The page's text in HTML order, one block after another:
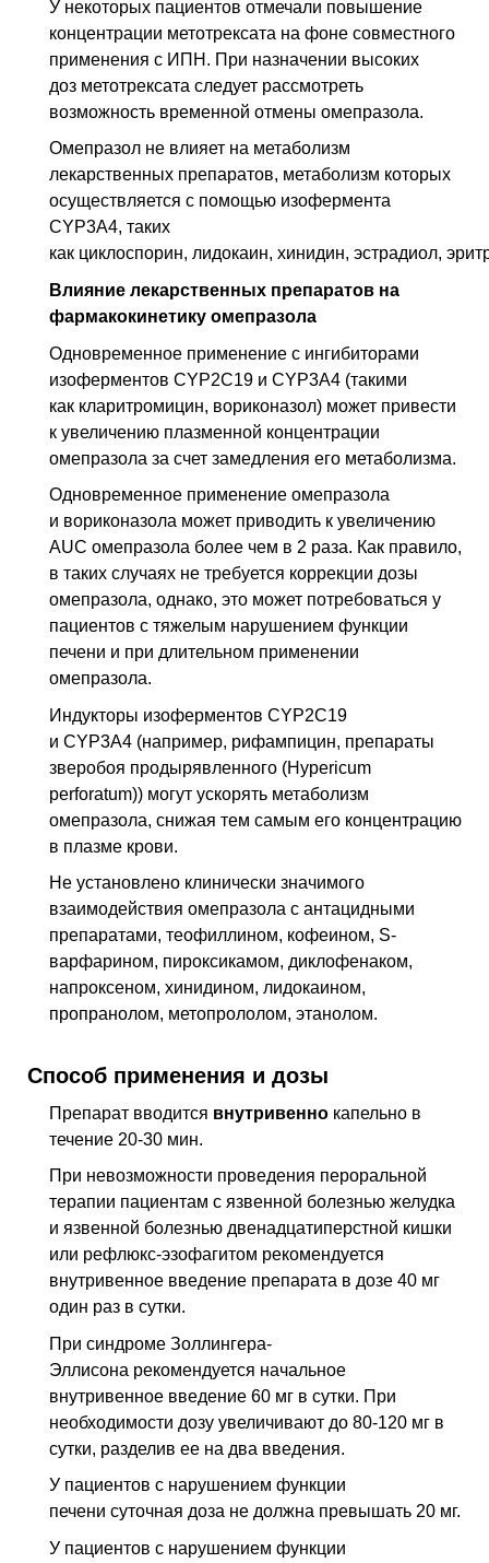
У некоторых пациентов отмечали повышение
концентрации метотрексата на фоне совместного
применения с ИПН. При назначении высоких
доз мето­трексата следует рассмотреть
возможность временной отмены омепразола.
Омепразол не влияет на метаболизм
лекарственных препаратов, метаболизм кото­рых
осуществляется с помощью изофермента
CYP3A4, таких
как циклоспорин, лидокаин, хинидин, эстрадиол,
Влияние лекарственных препаратов на
фармакокинетику омепразола
Одновременное применение с ингибиторами
изоферментов CYP2C19 и CYP3A4 (такими
как кларитромицин, вориконазол) может привести
к увеличению плаз­менной концентрации
омепразола за счет замедления его метаболизма.
Одновре­менное применение омепразола
и вориконазола может приводить к увеличению
AUC омепразола более чем в 2 раза. Как правило,
в таких случаях не требуется коррекции дозы
омепразола, однако, это может потребоваться у
пациентов с тя­желым нарушением функции
печени и при длительном применении
омепразола.
Индукторы изоферментов CYP2C19
и CYP3A4 (например, рифампицин, препа­раты
зверобоя продырявленного (Hypericum
perforatum)) могут ускорять метабо­лизм
омепразола, снижая тем самым его концентрацию
в плазме крови.
Не установлено клинически значимого
взаимодействия омепразола с антацидными
препаратами, теофиллином, кофеином, S-
варфарином, пироксикамом, дикло­фенаком,
напроксеном, хинидином, лидокаином,
пропранолом, метопрололом, этанолом.
Способ применения и дозы
Препарат вводится внутривенно капельно в
течение 20-30 мин.
При невозможности проведения пероральной
терапии пациентам с язвенной бо­лезнью желудка
и язвенной болезнью двенадцатиперстной кишки
или рефлюкс-эзофагитом рекомендуется
внутривенное введение препарата в дозе 40 мг
один раз в сутки.
При синдроме Золлингера-
Эллисона рекомендуется начальное
внутривенное введение 60 мг в сутки. При
необходимости дозу увеличивают до 80-120 мг в
сут­ки, разделив ее на два введения.
У пациентов с нарушением функции
печени суточная доза не должна превышать 20 мг.
У пациентов с нарушением функции